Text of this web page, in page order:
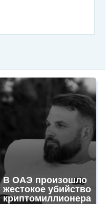
В ОАЭ произошло
жестокое убийство
криптомиллионера